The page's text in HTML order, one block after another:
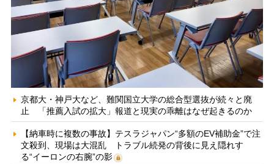
京都大・神戸大など、難関国立大学の総合型選抜が続々と廃
止 「推薦入試の拡大」報道と現実の乖離はなぜ起きるのか
【納車時に複数の事故】テスラジャパン“多額のEV補助金”で注
文殺到、現場は大混乱 トラブル続発の背後に見え隠れす
る“イーロンの右腕”の影